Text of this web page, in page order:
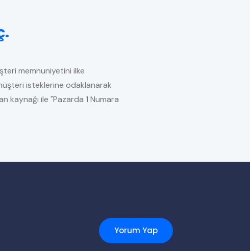
memnuniyetini ilke
isteklerine odaklanarak
kaynağı ile "Pazarda 1 Numara
Yorum Yap